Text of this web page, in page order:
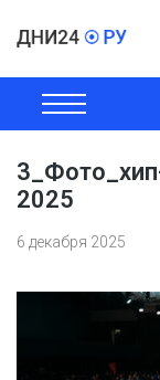
ОБЩЕСТВО
2025
6 декабря 2025